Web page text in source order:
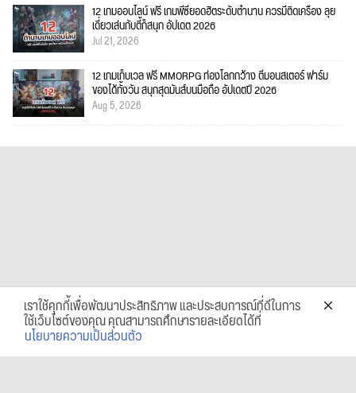
12 เกมออนไลน์ ฟรี เกมพีซียอดฮิตระดับตำนาน ควรมีติดเครื่อง ลุย
เดี่ยวเล่นกับตี้ก็สนุก อัปเดต 2026
Jul 21, 2026
12 เกมเก็บเวล ฟรี MMORPG ท่องโลกกว้าง ตีมอนสเตอร์ ฟาร์ม
ของได้ทั้งวัน สนุกสุดมันส์บนมือถือ อัปเดตปี 2026
Aug 5, 2026
เราใช้คุกกี้เพื่อพัฒนาประสิทธิภาพ และประสบการณ์ที่ดีในการ
ใช้เว็บไซต์ของคุณ คุณสามารถศึกษารายละเอียดได้ที่
นโยบายความเป็นส่วนตัว